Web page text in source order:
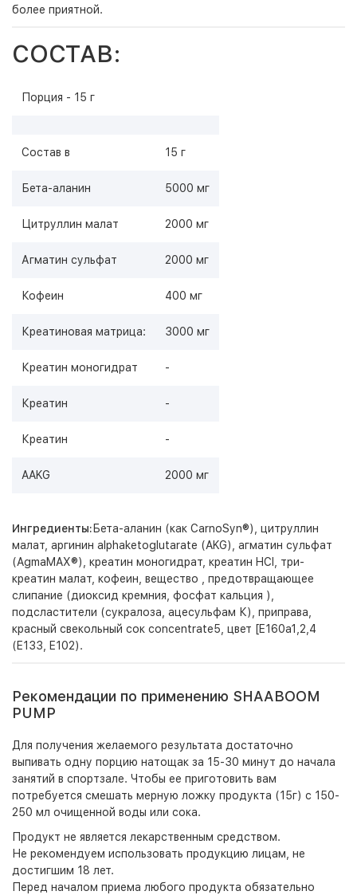
более приятной.
СОСТАВ:
Порция - 15 г
Состав в 15 г
Бета-аланин 5000 мг
Цитруллин малат 2000 мг
Агматин сульфат 2000 мг
Кофеин 400 мг
Креатиновая матрица: 3000 мг
Креатин моногидрат -
Креатин -
Креатин -
AAKG 2000 мг
Ингредиенты: Бета-аланин (как CarnoSyn®), цитруллин
малат, аргинин alphaketoglutarate (AKG), агматин сульфат
(AgmaMAX®), креатин моногидрат, креатин HCl, три-
креатин малат, кофеин, вещество , предотвращающее
слипание (диоксид кремния, фосфат кальция ),
подсластители (сукралоза, ацесульфам К), приправа,
красный свекольный сок concentrate5, цвет [E160a1,2,4
(E133, E102).
Рекомендации по применению SHAABOOM
PUMP
Для получения желаемого результата достаточно
выпивать одну порцию натощак за 15-30 минут до начала
занятий в спортзале. Чтобы ее приготовить вам
потребуется смешать мерную ложку продукта (15г) с 150-
250 мл очищенной воды или сока.
Продукт не является лекарственным средством.
Не рекомендуем использовать продукцию лицам, не
достигшим 18 лет.
Перед началом приема любого продукта обязательно